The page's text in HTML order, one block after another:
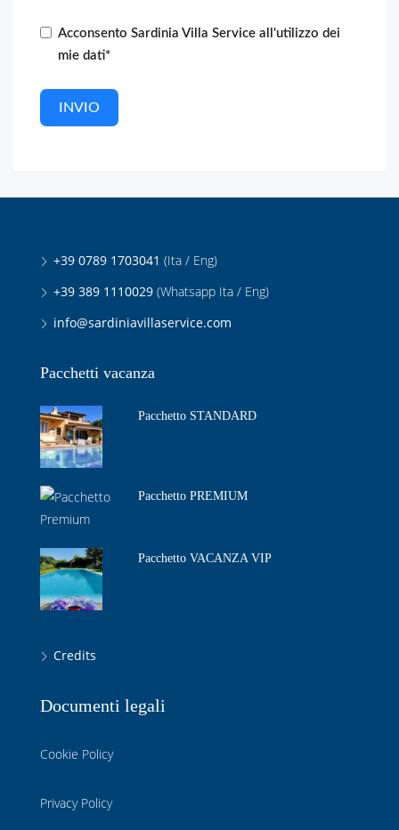
Acconsento Sardinia Villa Service all'utilizzo dei
mie dati*
INVIO
+39 0789 1703041 (Ita / Eng)
+39 389 1110029 (Whatsapp Ita / Eng)
info@sardiniavillaservice.com
Pacchetti vacanza
Pacchetto STANDARD
Pacchetto PREMIUM
Pacchetto VACANZA VIP
Credits
Documenti legali
Cookie Policy
Privacy Policy